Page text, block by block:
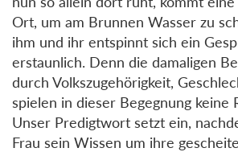
Ort, um am Brunnen Wasser zu
ihm und ihr entspinnt sich ein
erstaunlich. Denn die damaligen
durch Volkszugehörigkeit,
spielen in dieser Begegnung keine
Unser Predigtwort setzt ein,
Frau sein Wissen um ihre